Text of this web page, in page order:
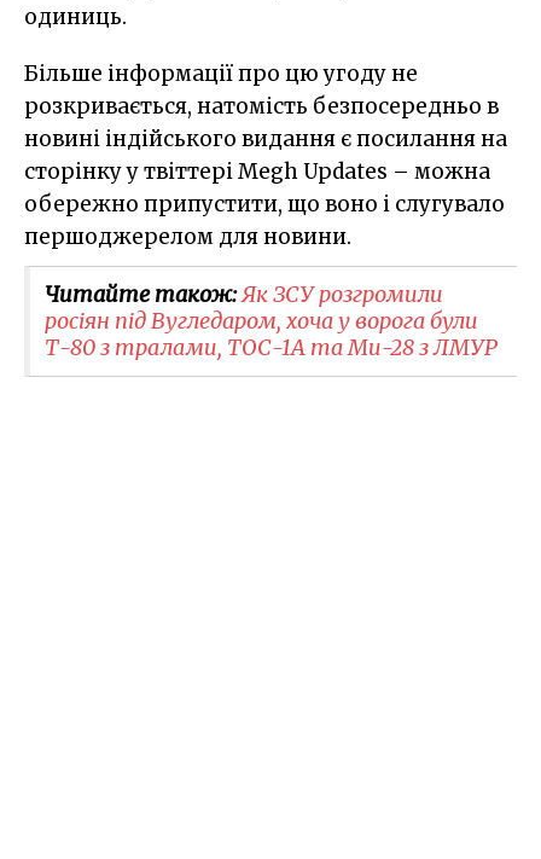
одиниць.
Більше інформації про цю угоду не
розкривається, натомість безпосередньо в
новині індійського видання є посилання на
сторінку у твіттері Megh Updates – можна
обережно припустити, що воно і слугувало
першоджерелом для новини.
Читайте також:Як ЗСУ розгромили
росіян під Вугледаром, хоча у ворога були
Т-80 з тралами, ТОС-1А та Ми-28 з ЛМУР